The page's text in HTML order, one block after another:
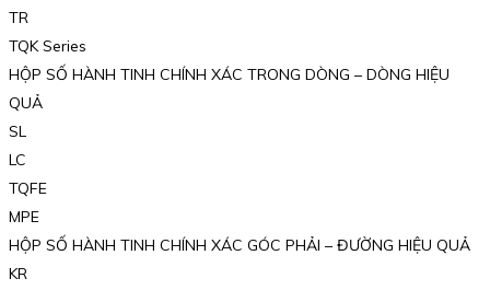
TR
TQK Series
HỘP SỐ HÀNH TINH CHÍNH XÁC TRONG DÒNG – DÒNG HIỆU
QUẢ
SL
LC
TQFE
MPE
HỘP SỐ HÀNH TINH CHÍNH XÁC GÓC PHẢI – ĐƯỜNG HIỆU QUẢ
KR